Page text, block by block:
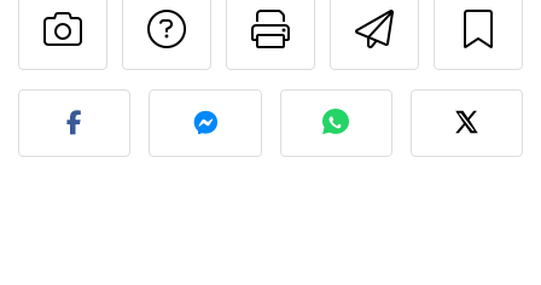
Imprimer
Poser une
Publier votre photo de